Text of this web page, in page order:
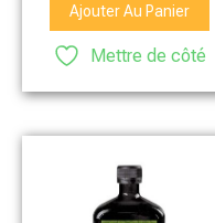
Ajouter Au Panier
Mettre de côté